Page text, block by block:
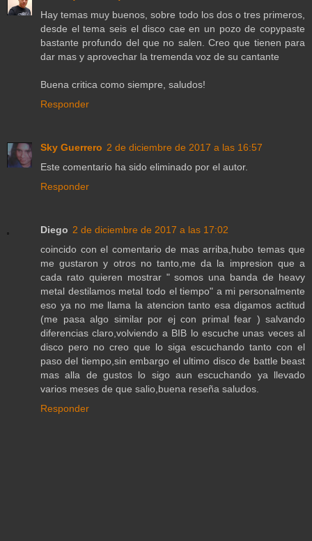
Hay temas muy buenos, sobre todo los dos o tres primeros,
desde el tema seis el disco cae en un pozo de copypaste
bastante profundo del que no salen. Creo que tienen para
dar mas y aprovechar la tremenda voz de su cantante
Buena critica como siempre, saludos!
Responder
Sky Guerrero 2 de diciembre de 2017 a las 16:57
Este comentario ha sido eliminado por el autor.
Responder
Diego 2 de diciembre de 2017 a las 17:02
coincido con el comentario de mas arriba,hubo temas que
me gustaron y otros no tanto,me da la impresion que a
cada rato quieren mostrar " somos una banda de heavy
metal destilamos metal todo el tiempo" a mi personalmente
eso ya no me llama la atencion tanto esa digamos actitud
(me pasa algo similar por ej con primal fear ) salvando
diferencias claro,volviendo a BIB lo escuche unas veces al
disco pero no creo que lo siga escuchando tanto con el
paso del tiempo,sin embargo el ultimo disco de battle beast
mas alla de gustos lo sigo aun escuchando ya llevado
varios meses de que salio,buena reseña saludos.
Responder